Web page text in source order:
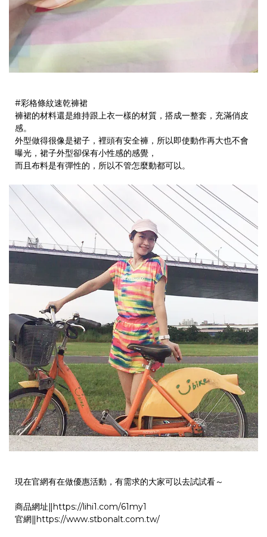
#彩格條紋速乾褲裙
褲裙的材料還是維持跟上衣一樣的材質，搭成一整套，充滿俏皮
感。
外型做得很像是裙子，裡頭有安全褲，所以即使動作再大也不會
曝光，裙子外型卻保有小性感的感覺，
而且布料是有彈性的，所以不管怎麼動都可以。
現在官網有在做優惠活動，有需求的大家可以去試試看～
商品網址‖https://lihi1.com/61my1
官網‖https://www.stbonalt.com.tw/